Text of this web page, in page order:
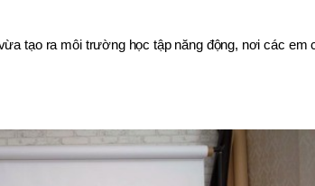
tạo ra môi trường học tập năng động, nơi các em